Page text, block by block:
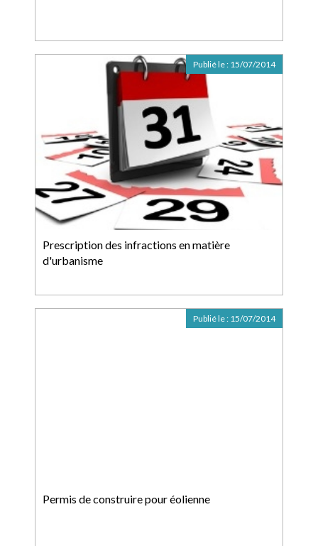
Prescription des infractions en matière
d'urbanisme
Publié le : 15/07/2014
Permis de construire pour éolienne
Publié le : 15/07/2014